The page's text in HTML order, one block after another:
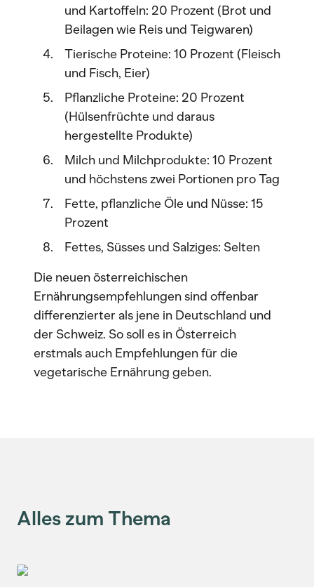
und Kartoffeln: 20 Prozent (Brot und
Beilagen wie Reis und Teigwaren)
Tierische Proteine: 10 Prozent (Fleisch
und Fisch, Eier)
Pflanzliche Proteine: 20 Prozent
(Hülsenfrüchte und daraus
hergestellte Produkte)
Milch und Milchprodukte: 10 Prozent
und höchstens zwei Portionen pro Tag
Fette, pflanzliche Öle und Nüsse: 15
Prozent
Fettes, Süsses und Salziges: Selten
Die neuen österreichischen
Ernährungsempfehlungen sind offenbar
differenzierter als jene in Deutschland und
der Schweiz. So soll es in Österreich
erstmals auch Empfehlungen für die
vegetarische Ernährung geben.
Alles zum Thema